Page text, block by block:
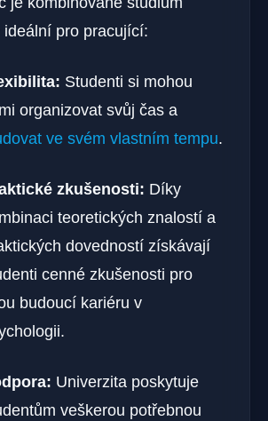
ideální pro pracující:
Studenti si mohou
organizovat svůj čas a
ve svém vlastním tempu.
zkušenosti: Díky
teoretických znalostí a
dovedností získávají
cenné zkušenosti pro
budoucí kariéru v
Univerzita poskytuje
veškerou potřebnou